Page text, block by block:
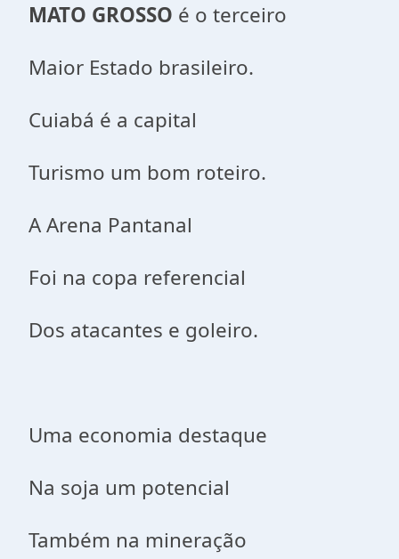
MATO GROSSO é o terceiro
Maior Estado brasileiro.
Cuiabá é a capital
Turismo um bom roteiro.
A Arena Pantanal
Foi na copa referencial
Dos atacantes e goleiro.
Uma economia destaque
Na soja um potencial
Também na mineração